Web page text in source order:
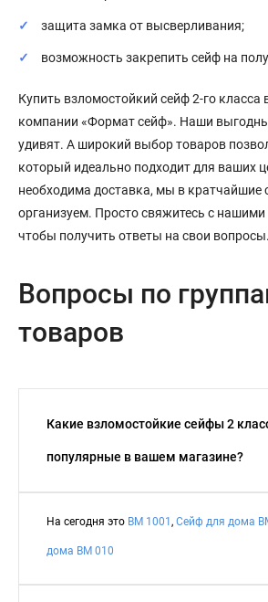
защита замка от высверливания;
возможность закрепить сейф на
Купить взломостойкий сейф 2-го класса
компании «Формат сейф». Наши
удивят. А широкий выбор товаров
который идеально подходит для ваших
необходима доставка, мы в кратчайшие
организуем. Просто свяжитесь с
чтобы получить ответы на свои вопросы.
Вопросы по
товаров
Какие взломостойкие сейфы 2
популярные в вашем магазине?
На сегодня это BM 1001 , Сейф для дома
дома BM 010